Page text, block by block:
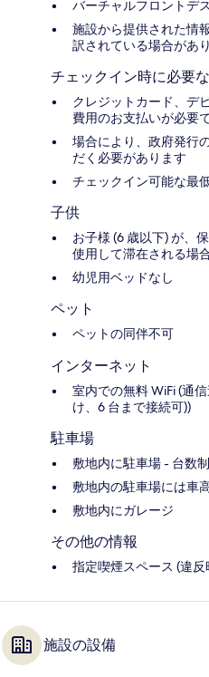
バーチャルフロントデ
施設から提供された情
訳されている場合があ
チェックイン時に必要
クレジットカード、デ
費用のお支払いが必要
場合により、政府発行
だく必要があります
チェックイン可能な最
子供
お子様 (6 歳以下) が、
使用して滞在される場
幼児用ベッドなし
ペット
ペットの同伴不可
インターネット
室内での無料 WiFi (通
け、6 台まで接続可))
駐車場
敷地内に駐車場 - 台数
敷地内の駐車場には車
敷地内にガレージ
その他の情報
指定喫煙スペース (違
施設の設備